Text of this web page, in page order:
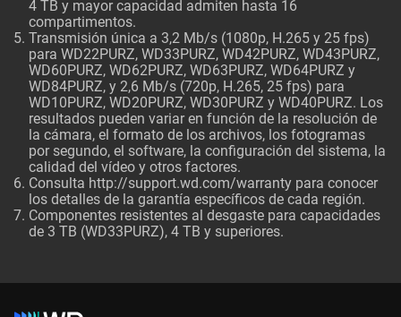
4 TB y mayor capacidad admiten hasta 16
compartimentos.
Transmisión única a 3,2 Mb/s (1080p, H.265 y 25 fps)
para WD22PURZ, WD33PURZ, WD42PURZ, WD43PURZ,
WD60PURZ, WD62PURZ, WD63PURZ, WD64PURZ y
WD84PURZ, y 2,6 Mb/s (720p, H.265, 25 fps) para
WD10PURZ, WD20PURZ, WD30PURZ y WD40PURZ. Los
resultados pueden variar en función de la resolución de
la cámara, el formato de los archivos, los fotogramas
por segundo, el software, la configuración del sistema, la
calidad del vídeo y otros factores.
Consulta http://support.wd.com/warranty para conocer
los detalles de la garantía específicos de cada región.
Componentes resistentes al desgaste para capacidades
de 3 TB (WD33PURZ), 4 TB y superiores.